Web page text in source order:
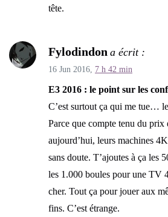
tête.
Fylodindon a écrit :
16 Jun 2016, 7 h 42 min
E3 2016 : le point sur les
C’est surtout ça qui me tue…
Parce que compte tenu du prix
aujourd’hui, leurs machines
sans doute. T’ajoutes à ça les
les 1.000 boules pour une TV
cher. Tout ça pour jouer aux
fins. C’est étrange.